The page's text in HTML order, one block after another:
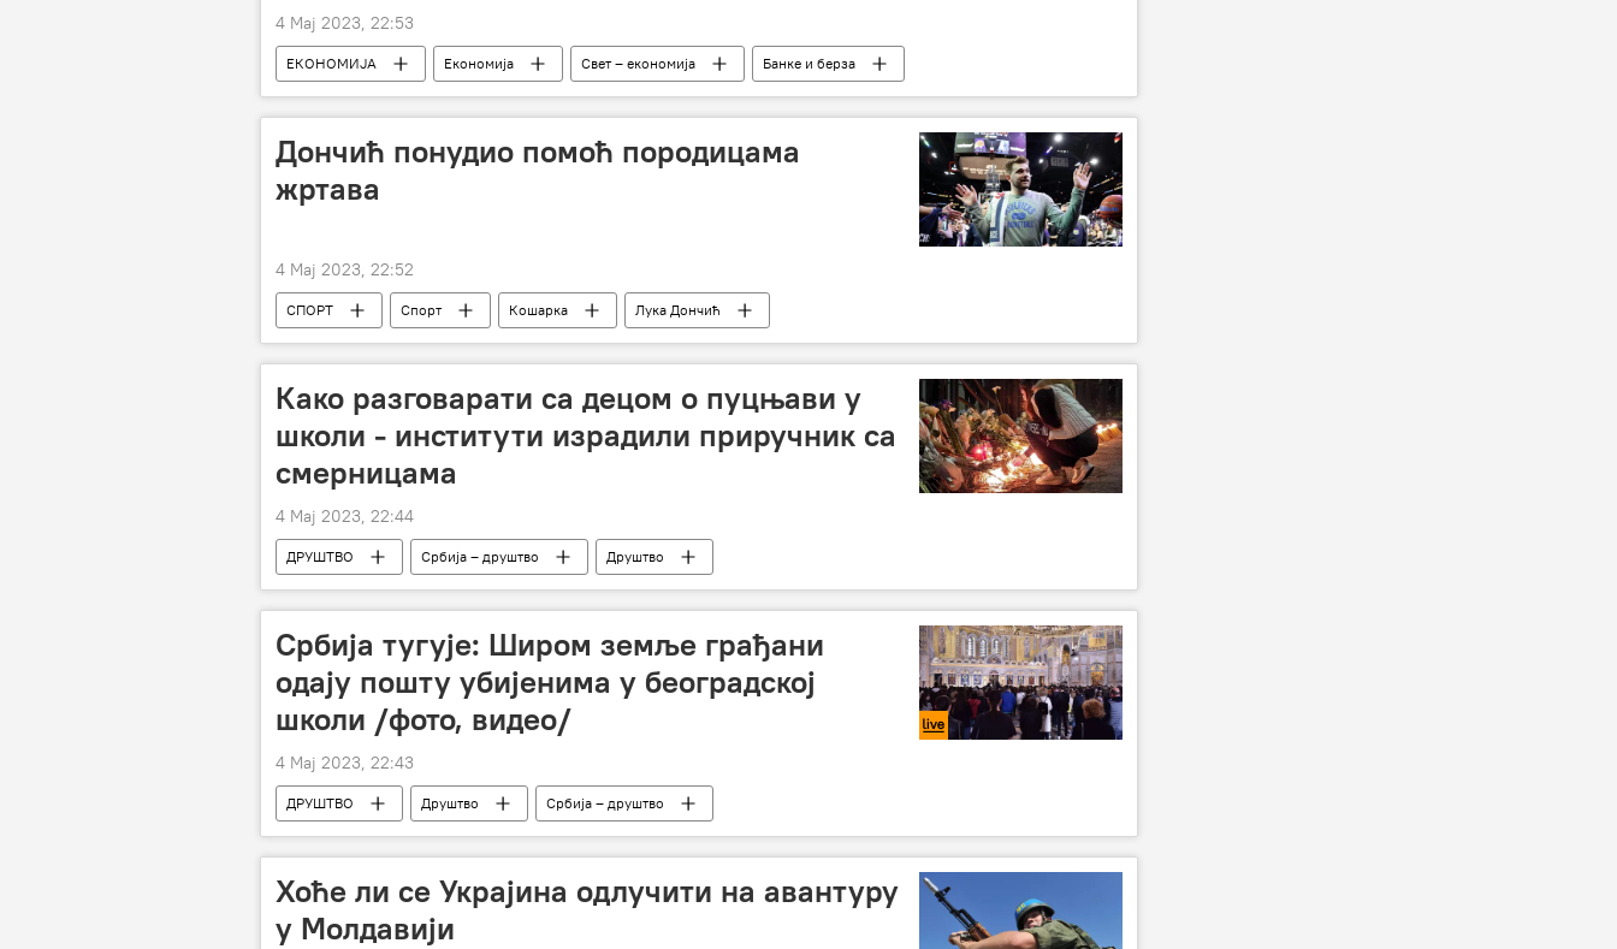
4 Мај 2023, 22:53
ЕКОНОМИЈА Економија Свет – економија Банке и берза
Дончић понудио помоћ породицама
жртава
4 Мај 2023, 22:52
СПОРТ Спорт Кошарка
Лука Дончић
Масовна пуцњава у ОШ „Владислав Рибникар“ у Београду
Како разговарати са децом о пуцњави у
школи - институти израдили приручник са
смерницама
4 Мај 2023, 22:44
ДРУШТВО Србија – друштво
Друштво
Масовна пуцњава у ОШ „Владислав Рибникар“ у Београду
Србија тугује: Широм земље грађани
одају пошту убијенима у београдској
школи /фото, видео/
4 Мај 2023, 22:43
ДРУШТВО Друштво
Србија – друштво
Масовна пуцњава у ОШ „Владислав Рибникар“ у Београду
Хоће ли се Украјина одлучити на авантуру
у Молдавији